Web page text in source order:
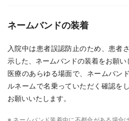
ネームバンドの装着
入院中は患者誤認防止のため、患者
示した、ネームバンドの装着をお願い
医療のあらゆる場面で、ネームバン
ルネームで名乗っていただく確認を
お願いいたします。